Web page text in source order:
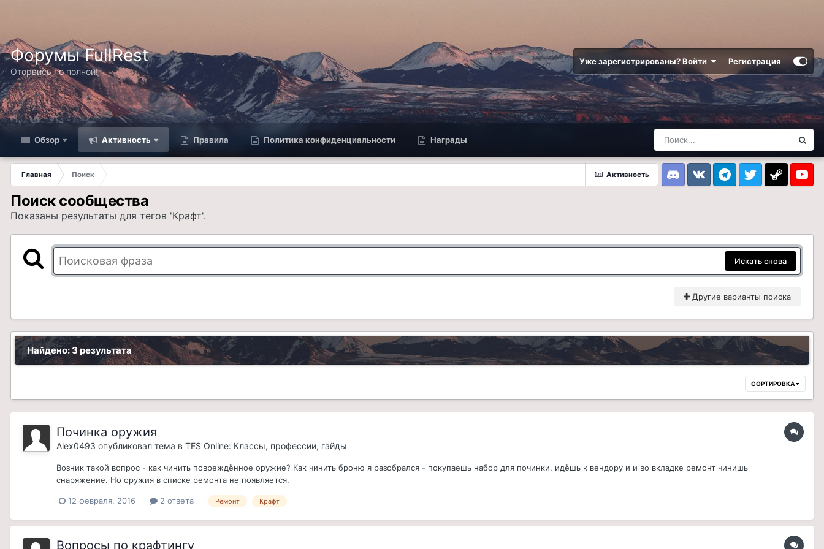
Форумы FullRest
Оторвись по полной!
Уже зарегистрированы? Войти Регистрация
Обзор Активность Правила Политика конфиденциальности Награды
Активность
Главная
Поиск
DiscordVK TelegramTwitter Steam
Поиск сообщества
Показаны результаты для тегов 'Крафт'.
Искать снова
Другие варианты поиска
Найдено: 3 результата
СОРТИРОВКА
Починка оружия
Alex0493 опубликовал тема в TES Online: Классы, профессии, гайды
Возник такой вопрос - как чинить повреждённое оружие? Как чинить броню я разобрался - покупаешь набор для починки, идёшь к вендору и и во вкладке ремонт чинишь
снаряжение. Но оружия в списке ремонта не появляется.
12 февраля, 2016 2 ответа Ремонт Крафт
Вопросы по крафтингу